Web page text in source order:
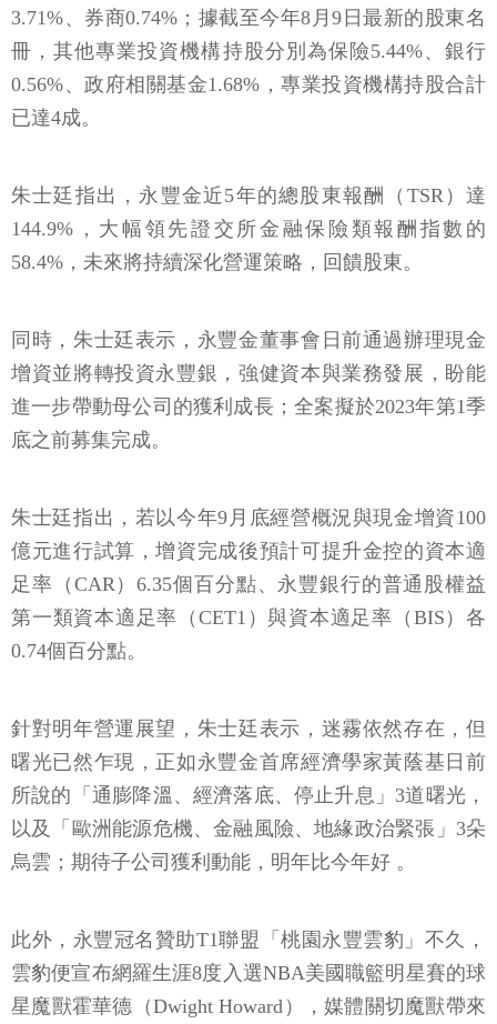
3.71%、券商0.74%；據截至今年8月9日最新的股東名
冊，其他專業投資機構持股分別為保險5.44%、銀行
0.56%、政府相關基金1.68%，專業投資機構持股合計
已達4成。
朱士廷指出，永豐金近5年的總股東報酬（TSR）達
144.9%，大幅領先證交所金融保險類報酬指數的
58.4%，未來將持續深化營運策略，回饋股東。
同時，朱士廷表示，永豐金董事會日前通過辦理現金
增資並將轉投資永豐銀，強健資本與業務發展，盼能
進一步帶動母公司的獲利成長；全案擬於2023年第1季
底之前募集完成。
朱士廷指出，若以今年9月底經營概況與現金增資100
億元進行試算，增資完成後預計可提升金控的資本適
足率（CAR）6.35個百分點、永豐銀行的普通股權益
第一類資本適足率（CET1）與資本適足率（BIS）各
0.74個百分點。
針對明年營運展望，朱士廷表示，迷霧依然存在，但
曙光已然乍現，正如永豐金首席經濟學家黃蔭基日前
所說的「通膨降溫、經濟落底、停止升息」3道曙光，
以及「歐洲能源危機、金融風險、地緣政治緊張」3朵
烏雲；期待子公司獲利動能，明年比今年好 。
此外，永豐冠名贊助T1聯盟「桃園永豐雲豹」不久，
雲豹便宣布網羅生涯8度入選NBA美國職籃明星賽的球
星魔獸霍華德（Dwight Howard），媒體關切魔獸帶來